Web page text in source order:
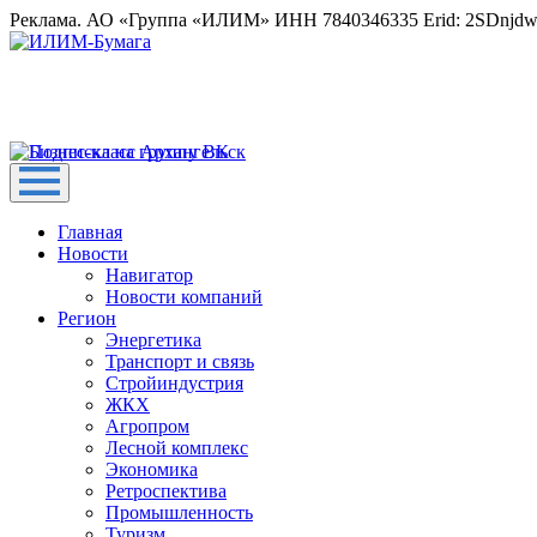
Реклама. АО «Группа «ИЛИМ» ИНН 7840346335 Erid:
Главная
Новости
Навигатор
Новости компаний
Регион
Энергетика
Транспорт и связь
Стройиндустрия
ЖКХ
Агропром
Лесной комплекс
Экономика
Ретроспектива
Промышленность